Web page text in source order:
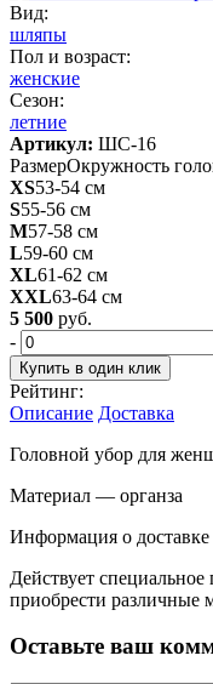
Вид:
шляпы
Пол и возраст:
женские
Сезон:
летние
Артикул: ШС-16
РазмерОкружность
XS53-54 см
S55-56 см
M57-58 см
L59-60 см
XL61-62 см
XXL63-64 см
5 500 руб.
-
Купить в один клик
Рейтинг:
Описание Доставка
Головной убор для
Материал — органза
Информация о доставке
Действует
приобрести различные
Оставьте ваш